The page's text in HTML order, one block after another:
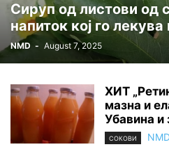
Сируп од листови од
напиток кој го
NMD - August 7, 2025
ХИТ
мазна и
Убавина и
СОКОВИ